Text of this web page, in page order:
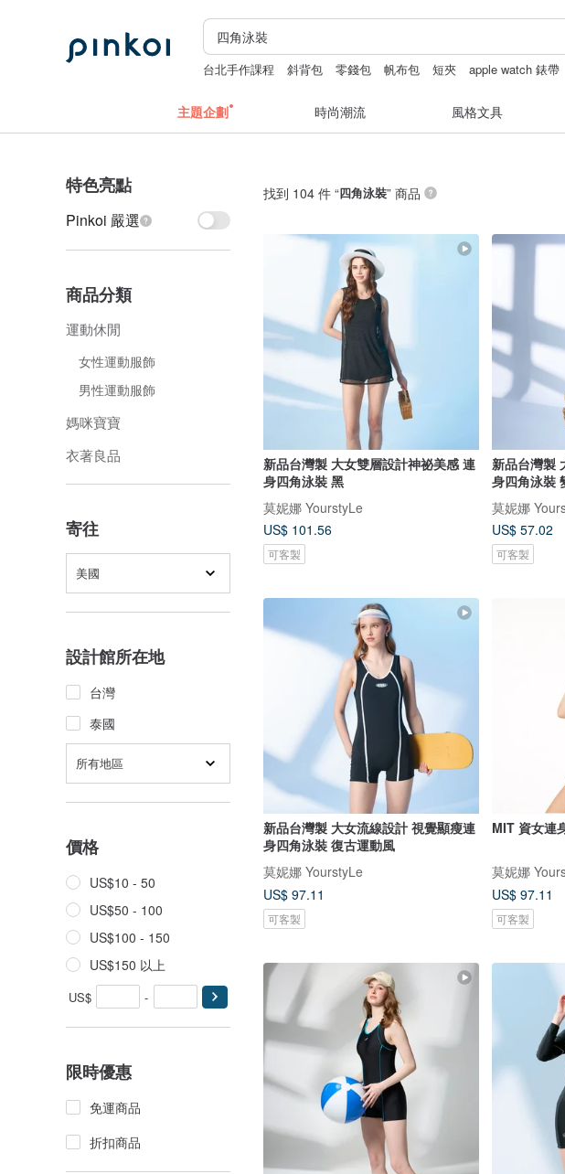
台北手作課程 斜背包 零錢包 帆布包 短夾 apple watch 錶帶
主題企劃 時尚潮流 風格文具
特色亮點
Pinkoi 嚴選
商品分類
運動休閒
女性運動服飾
男性運動服飾
媽咪寶寶
衣著良品
寄往
美國
設計館所在地
台灣
泰國
所有地區
價格
US$10 - 50
US$50 - 100
US$100 - 150
US$150 以上
US$ -
限時優惠
免運商品
折扣商品
找到 104 件 “四角泳裝” 商品
新品台灣製 大女雙層設計神祕美感 連
身四角泳裝 黑
莫妮娜 YourstyLe
US$ 101.56
可客製
新品台灣製
身四角泳裝
莫妮娜
US$ 57.02
可客製
新品台灣製 大女流線設計 視覺顯瘦連
身四角泳裝 復古運動風
莫妮娜 YourstyLe
US$ 97.11
可客製
MIT 資女連
莫妮娜
US$ 97.11
可客製